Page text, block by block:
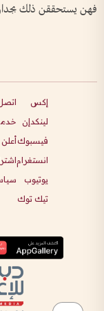
فهن يستحققن ذلك
إكس
لينكدإن
فيسبوك
انستغرام
يوتيوب
تيك توك